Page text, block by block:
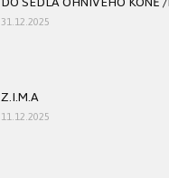
31.12.2025
Z.I.M.A
11.12.2025